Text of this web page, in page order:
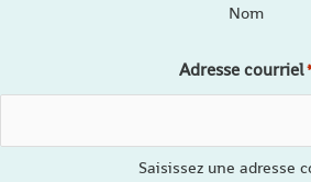
Nom
Adresse courriel
Saisissez une adresse